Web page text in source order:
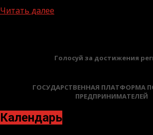
Читать далее
Голосуй за достижения
ГОСУДАРСТВЕННАЯ ПЛАТФОРМА
ПРЕДПРИНИМАТЕЛЕЙ
Календарь